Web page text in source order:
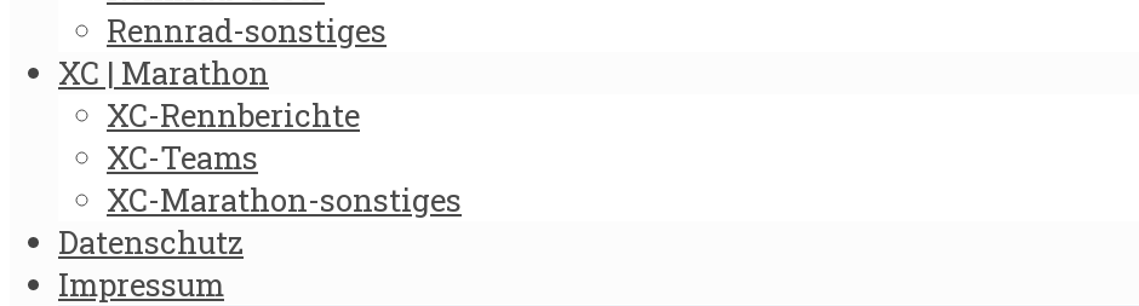
Rennrad-sonstiges
XC | Marathon
XC-Rennberichte
XC-Teams
XC-Marathon-sonstiges
Datenschutz
Impressum